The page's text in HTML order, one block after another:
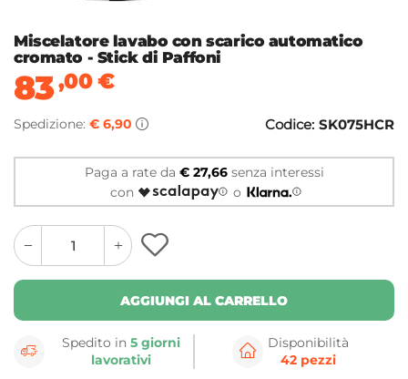
Miscelatore lavabo con scarico automatico
cromato - Stick di Paffoni
83,00€
Spedizione: € 6,90 Codice: SK075HCR
Paga a rate da € 27,66senza interessi
con
o
quantity
button
quantity
minus
button
AGGIUNGI AL CARRELLO
Spedito in5 giorni
lavorativi
Disponibilità
42 pezzi